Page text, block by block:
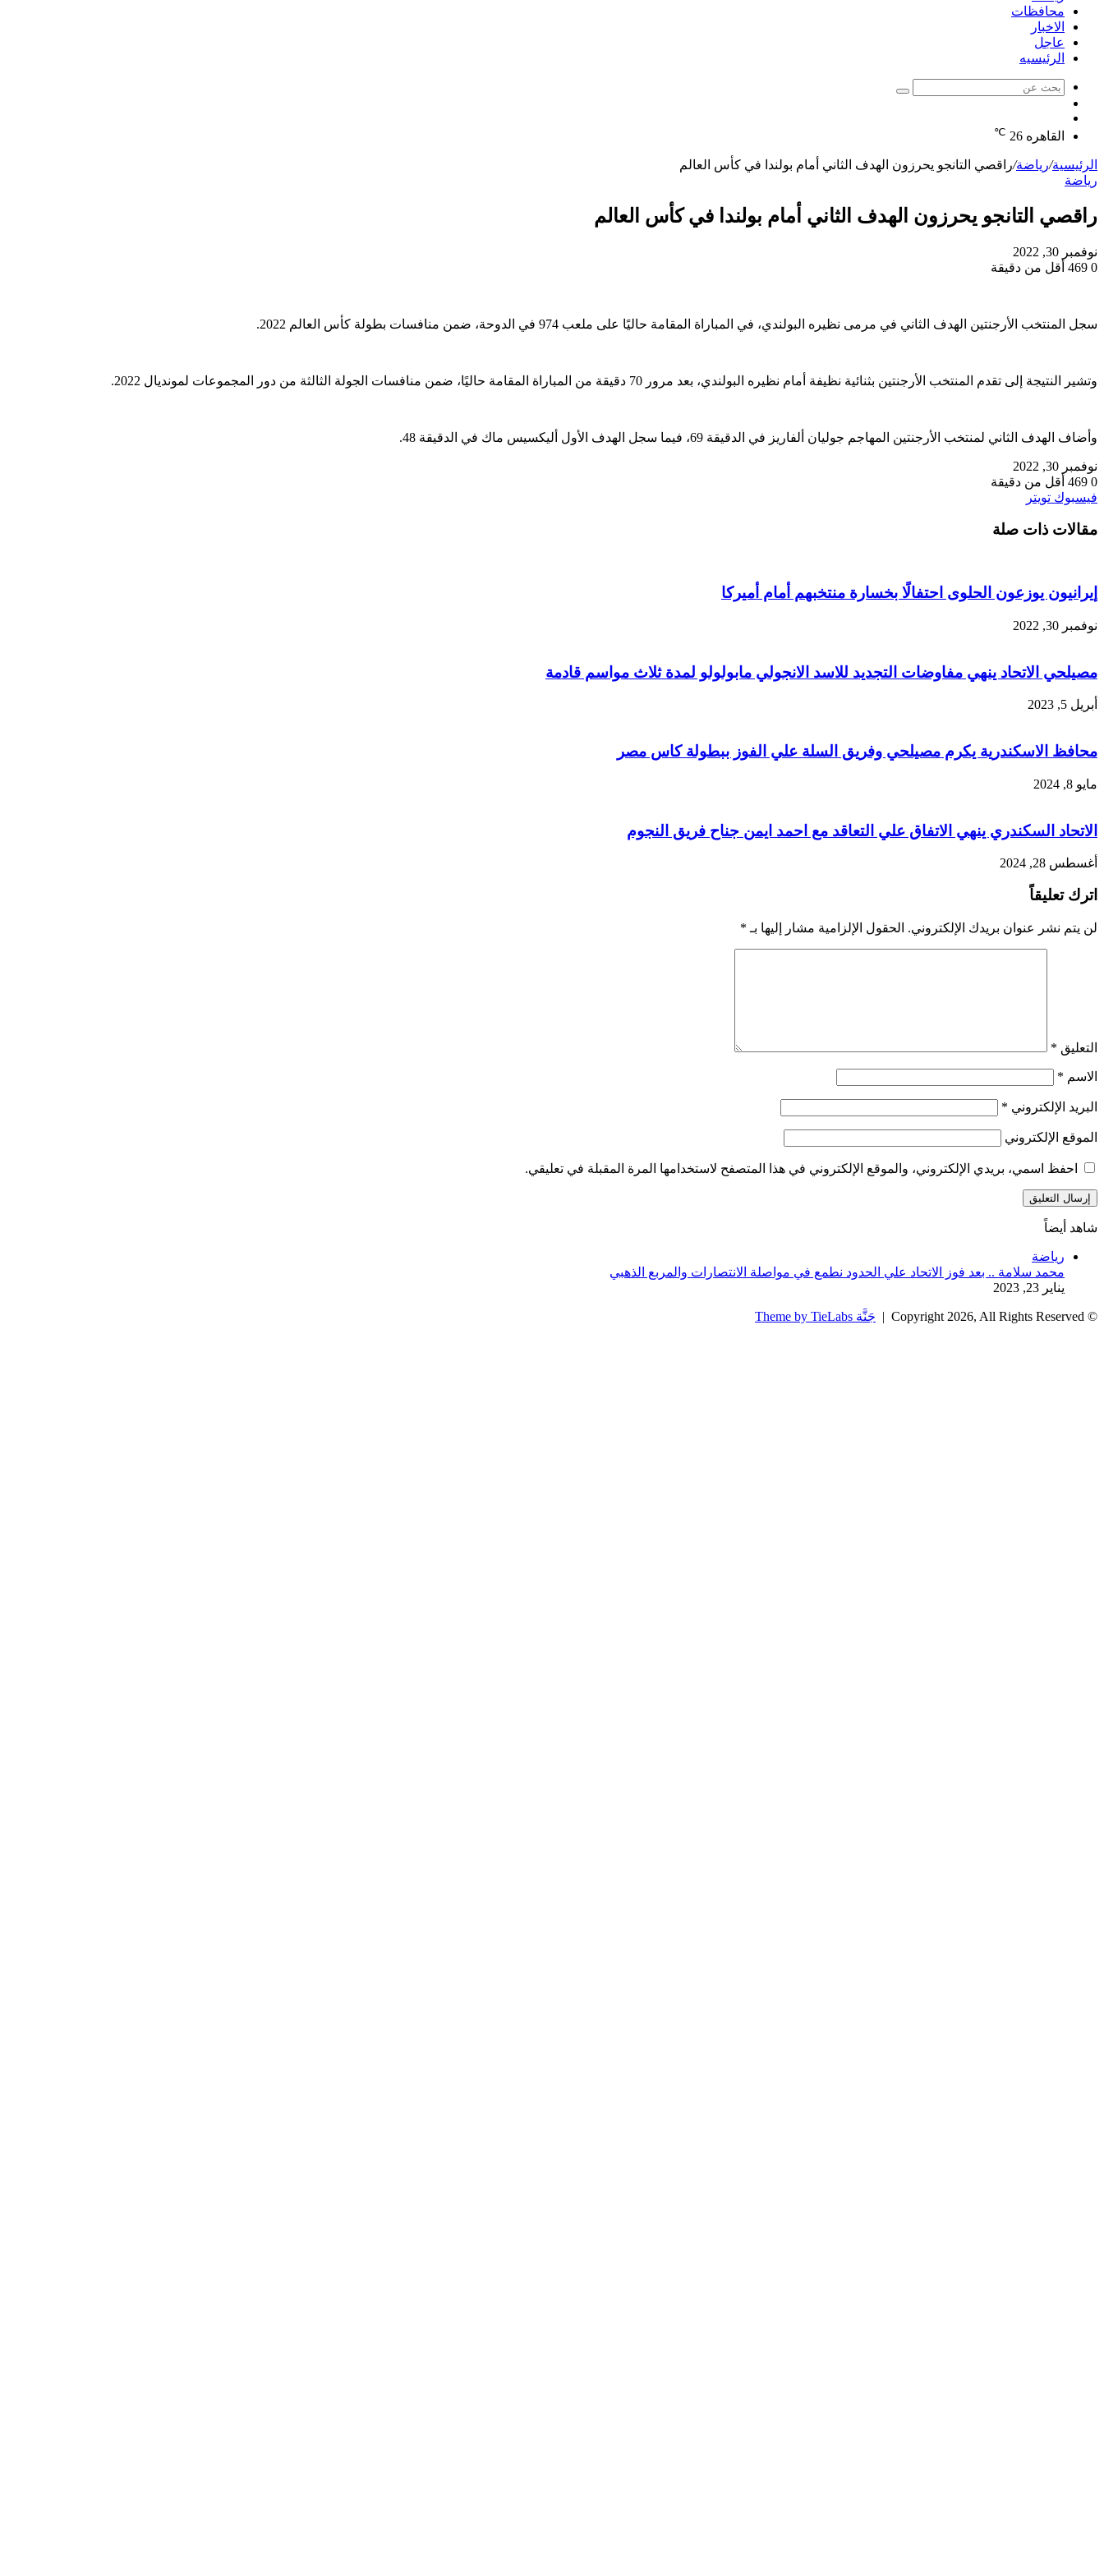
محافظات
الاخبار
عاجل
الرئيسيه
بحث
عشوائي
القاهره 26
℃
الرئيسية/رياضة/راقصي التانجو يحرزون الهدف الثاني أمام بولندا في كأس العالم
رياضة
راقصي التانجو يحرزون الهدف الثاني أمام بولندا في كأس العالم
نوفمبر 30, 2022
0
أقل من دقيقة
سجل المنتخب الأرجنتين الهدف الثاني في مرمى نظيره البولندي، في المباراة المقامة حاليًا على ملعب 974 في الدوحة، ضمن منافسات بطولة كأس العالم 2022.
وتشير النتيجة إلى تقدم المنتخب الأرجنتين بثنائية نظيفة أمام نظيره البولندي، بعد مرور 70 دقيقة من المباراة المقامة حاليًا، ضمن منافسات الجولة الثالثة من دور المجموعات لمونديال 2022.
وأضاف الهدف الثاني لمنتخب الأرجنتين المهاجم جوليان ألفاريز في الدقيقة 69، فيما سجل الهدف الأول أليكسيس ماك في الدقيقة 48.
نوفمبر 30, 2022
0
أقل من دقيقة
فيسبوك تويتر
البريد
مقالات ذات صلة
إيرانيون يوزعون الحلوى احتفالًا بخسارة منتخبهم أمام أميركا
نوفمبر 30, 2022
مصيلحي الاتحاد ينهي مفاوضات التجديد للاسد الانجولي مابولولو لمدة ثلاث مواسم قادمة
أبريل 5, 2023
محافظ الاسكندرية يكرم مصيلحي وفريق السلة علي الفوز ببطولة كاس مصر
مايو 8, 2024
الاتحاد السكندري ينهي الاتفاق علي التعاقد مع احمد ايمن جناح فريق النجوم
أغسطس 28, 2024
اترك تعليقاً
لن يتم نشر عنوان بريدك الإلكتروني. الحقول الإلزامية مشار إليها بـ *
التعليق *
الاسم *
البريد الإلكتروني *
الموقع الإلكتروني
احفظ اسمي، بريدي الإلكتروني، والموقع الإلكتروني في هذا المتصفح لاستخدامها المرة المقبلة في تعليقي.
شاهد أيضاً
رياضة
محمد سلامة .. بعد فوز الاتحاد علي الحدود نطمع في مواصلة الانتصارات والمربع الذهبي
يناير 23, 2023
© Copyright 2026, All Rights Reserved |
جَنَّة Theme by TieLabs